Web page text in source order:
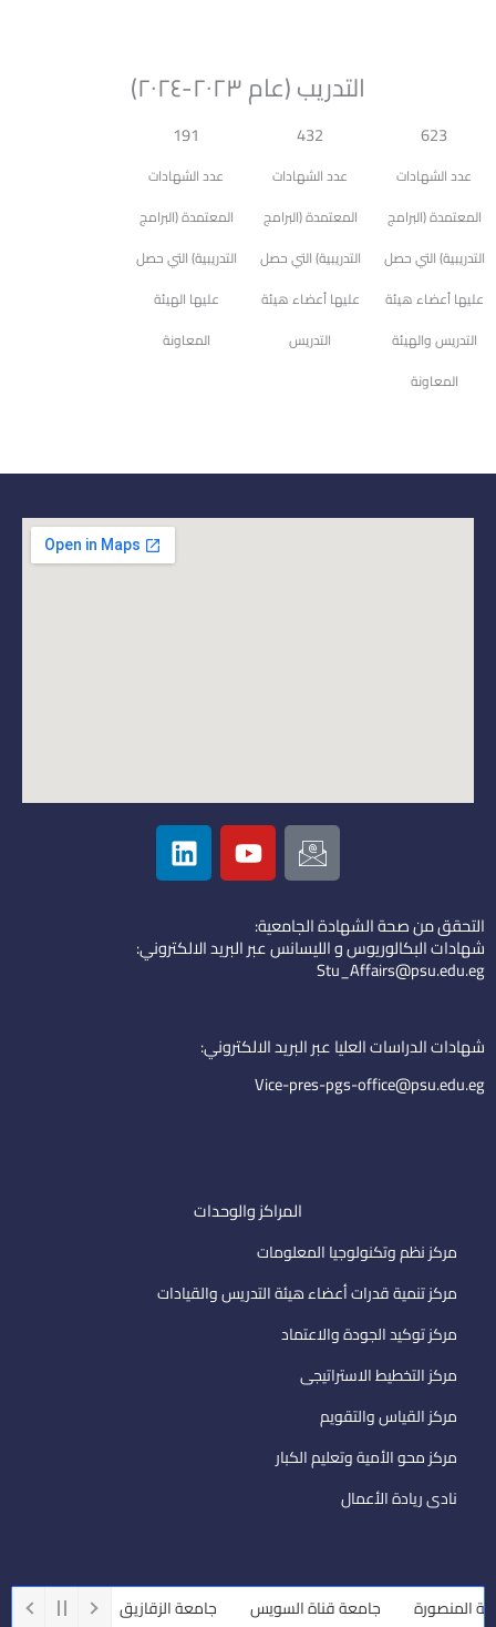
التدريب (عام ٢٠٢٣-٢٠٢٤)
623
عدد الشهادات
المعتمدة (البرامج
التدريبية) التي حصل
عليها أعضاء هيئة
التدريس والهيئة
المعاونة
432
عدد الشهادات
المعتمدة (البرامج
التدريبية) التي حصل
عليها أعضاء هيئة
التدريس
191
عدد الشهادات
المعتمدة (البرامج
التدريبية) التي حصل
عليها الهيئة
المعاونة
I
c
o
n
-
e
i
l
Y
o
u
u
b
L
i
n
e
d
التحقق من صحة الشهادة الجامعية:
شهادات البكالوريوس و الليسانس عبر البريد الالكتروني:
Stu_Affairs@psu.edu.eg
شهادات الدراسات العليا عبر البريد الالكتروني:
Vice-pres-pgs-office@psu.edu.eg
المراكز والوحدات
مركز نظم وتكنولوجيا المعلومات
مركز تنمية قدرات أعضاء هيئة التدريس والقيادات
مركز توكيد الجودة والاعتماد
مركز التخطيط الاستراتيجى
مركز القياس والتقويم
مركز محو الأمية وتعليم الكبار
نادى ريادة الأعمال
جامعة قناة السويس جامعة الزقازيق جامعة أسيوط